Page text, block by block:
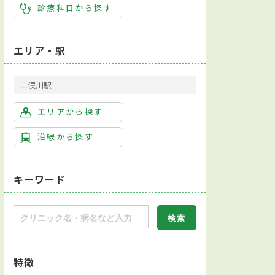
診療科目から探す
エリア・駅
二俣川駅
エリアから探す
沿線から探す
キーワード
特徴